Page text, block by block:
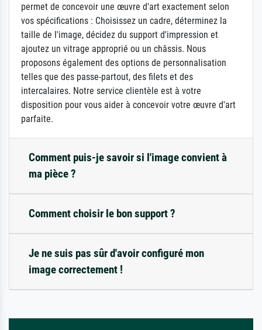
permet de concevoir une œuvre d'art exactement selon
vos spécifications : Choisissez un cadre, déterminez la
taille de l'image, décidez du support d'impression et
ajoutez un vitrage approprié ou un châssis. Nous
proposons également des options de personnalisation
telles que des passe-partout, des filets et des
intercalaires. Notre service clientèle est à votre
disposition pour vous aider à concevoir votre œuvre d'art
parfaite.
Comment puis-je savoir si l'image convient à
ma pièce ?
Comment choisir le bon support ?
Je ne suis pas sûr d'avoir configuré mon
image correctement !